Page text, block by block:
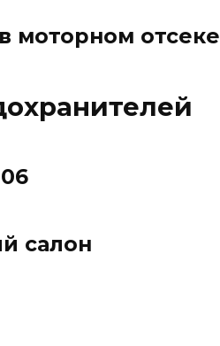
моторном отсеке
салон